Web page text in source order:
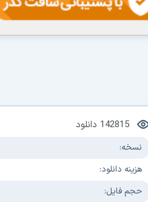
142815 دانلود
نسخه:
هزینه دانلود:
حجم فایل: